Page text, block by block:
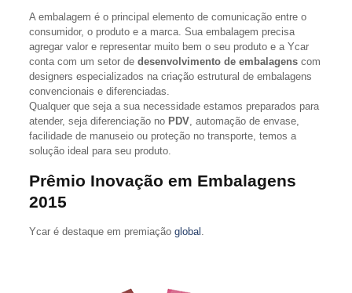
A embalagem é o principal elemento de comunicação entre o
consumidor, o produto e a marca. Sua embalagem precisa
agregar valor e representar muito bem o seu produto e a Ycar
conta com um setor de desenvolvimento de embalagenscom
designers especializados na criação estrutural de embalagens
convencionais e diferenciadas.
Qualquer que seja a sua necessidade estamos preparados para
atender, seja diferenciação no PDV, automação de envase,
facilidade de manuseio ou proteção no transporte, temos a
solução ideal para seu produto.
Prêmio Inovação em Embalagens
2015
Ycar é destaque em premiação global .